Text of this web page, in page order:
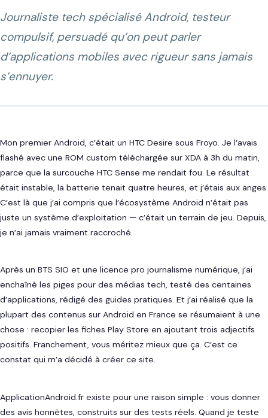
Journaliste tech spécialisé Android, testeur
compulsif, persuadé qu’on peut parler
d’applications mobiles avec rigueur sans jamais
s’ennuyer.
Mon premier Android, c’était un HTC Desire sous Froyo. Je l’avais
flashé avec une ROM custom téléchargée sur XDA à 3h du matin,
parce que la surcouche HTC Sense me rendait fou. Le résultat
était instable, la batterie tenait quatre heures, et j’étais aux anges.
C’est là que j’ai compris que l’écosystème Android n’était pas
juste un système d’exploitation — c’était un terrain de jeu. Depuis,
je n’ai jamais vraiment raccroché.
Après un BTS SIO et une licence pro journalisme numérique, j’ai
enchaîné les piges pour des médias tech, testé des centaines
d’applications, rédigé des guides pratiques. Et j’ai réalisé que la
plupart des contenus sur Android en France se résumaient à une
chose : recopier les fiches Play Store en ajoutant trois adjectifs
positifs. Franchement, vous méritez mieux que ça. C’est ce
constat qui m’a décidé à créer ce site.
ApplicationAndroid.fr existe pour une raison simple : vous donner
des avis honnêtes, construits sur des tests réels. Quand je teste